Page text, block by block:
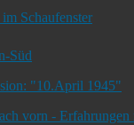
Schaufenster
Süd
"10.April 1945"
vorn -